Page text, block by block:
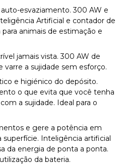
esvaziamento. 300 AW e
Artificial e contador de
animais de estimação e
jamais vista. 300 AW de
varre a sujidade sem esforço.
e higiénico do depósito.
o que evita que você tenha
a sujidade. Ideal para o
e gere a potência em
superfície. Inteligência artificial
da energia de ponta a ponta.
da bateria.